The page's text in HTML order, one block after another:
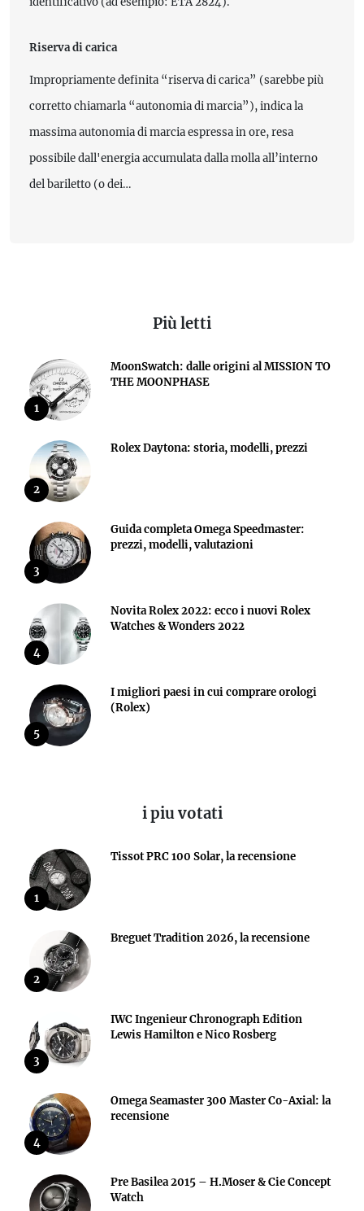
Riserva di carica
Impropriamente definita “riserva di carica” (sarebbe più
corretto chiamarla “autonomia di marcia”), indica la
massima autonomia di marcia espressa in ore, resa
possibile dall'energia accumulata dalla molla all’interno
del bariletto (o dei…
Più letti
1
MoonSwatch: dalle origini al MISSION TO
THE MOONPHASE
2
Rolex Daytona: storia, modelli, prezzi
3
Guida completa Omega Speedmaster:
prezzi, modelli, valutazioni
4
Novita Rolex 2022: ecco i nuovi Rolex
Watches & Wonders 2022
5
I migliori paesi in cui comprare orologi
(Rolex)
i piu votati
1
Tissot PRC 100 Solar, la recensione
2
Breguet Tradition 2026, la recensione
3
IWC Ingenieur Chronograph Edition
Lewis Hamilton e Nico Rosberg
4
Omega Seamaster 300 Master Co-Axial: la
recensione
Pre Basilea 2015 – H.Moser & Cie Concept
Watch